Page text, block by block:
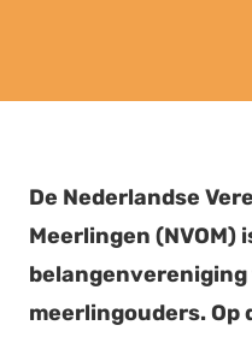
Lid worden
De Nederlandse
Meerlingen (NVOM)
meerlingouders. Op